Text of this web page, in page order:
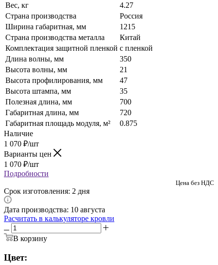
Вес, кг
4.27
Страна производства
Россия
Ширина габаритная, мм
1215
Страна производства металла
Китай
Комплектация защитной пленкой с пленкой
Длина волны, мм
350
Высота волны, мм
21
Высота профилирования, мм
47
Высота штампа, мм
35
Полезная длина, мм
700
Габаритная длина, мм
720
Габаритная площадь модуля, м²
0.875
Наличие
1 070 ₽/шт
Варианты цен
1 070 ₽/шт
Подробности
Цена без НДС
Срок изготовления: 2 дня
Дата производства: 10 августа
Расчитать в калькуляторе кровли
В корзину
Цвет: